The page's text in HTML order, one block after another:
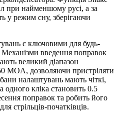
при найменшому русі, а за
у режим сну, зберігаючи
є ключовими для будь-
введення поправок
великий діапазон
MOA, дозволяючи пристріляти
налаштувань мають чіткі,
одного кліка становить 0.5
поправок та робить його
стрільців-початківців.